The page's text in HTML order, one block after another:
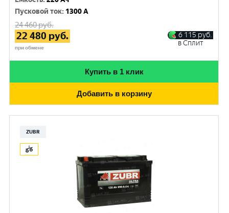
Пусковой ток: 1300 A
24 460руб.
22 480 руб.
при обмене
6 115 руб.
в Сплит
Купить в 1 клик
Добавить в корзину
ZUBR